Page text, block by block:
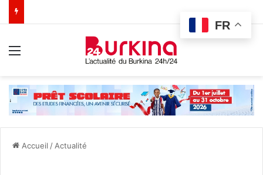
Accueil / Actualité
FR